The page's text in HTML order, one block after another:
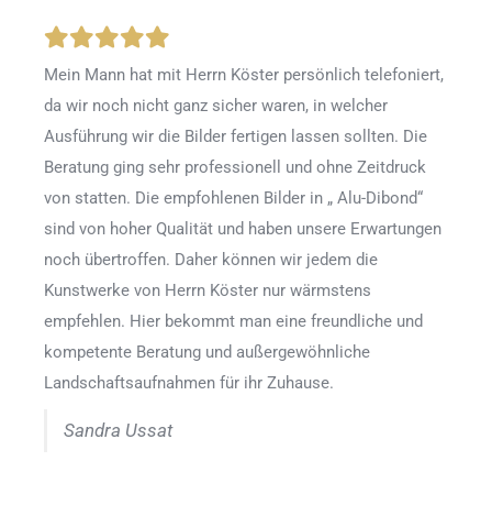
Mein Mann hat mit Herrn Köster persönlich telefoniert,
da wir noch nicht ganz sicher waren, in welcher
Ausführung wir die Bilder fertigen lassen sollten. Die
Beratung ging sehr professionell und ohne Zeitdruck
von statten. Die empfohlenen Bilder in „ Alu-Dibond“
sind von hoher Qualität und haben unsere Erwartungen
noch übertroffen. Daher können wir jedem die
Kunstwerke von Herrn Köster nur wärmstens
empfehlen. Hier bekommt man eine freundliche und
kompetente Beratung und außergewöhnliche
Landschaftsaufnahmen für ihr Zuhause.
Sandra Ussat